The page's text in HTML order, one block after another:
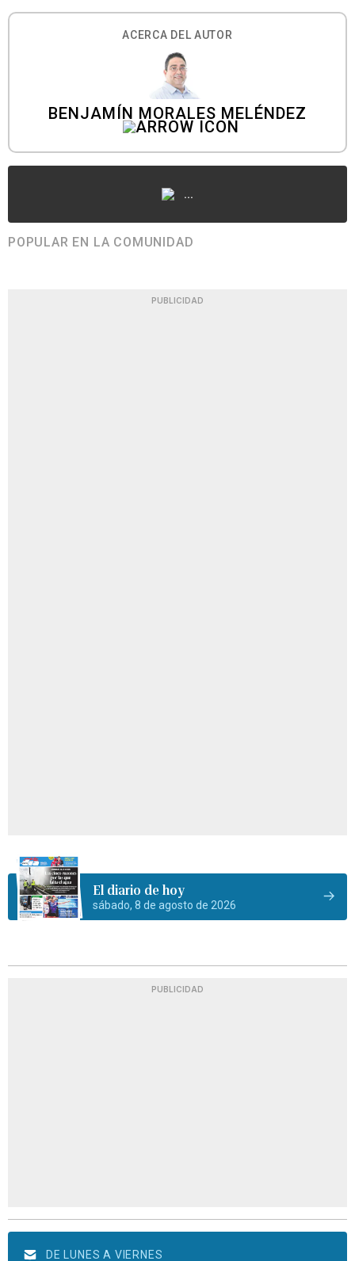
ACERCA DEL AUTOR
BENJAMÍN MORALES MELÉNDEZ
...
POPULAR EN LA COMUNIDAD
PUBLICIDAD
El diario de hoy
sábado, 8 de agosto de 2026
PUBLICIDAD
DE LUNES A VIERNES